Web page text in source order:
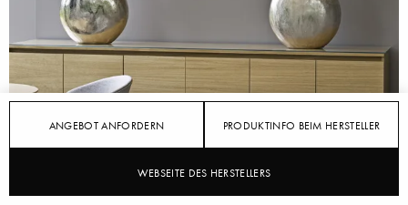
ANGEBOT ANFORDERN PRODUKTINFO BEIM HERSTELLER
WEBSEITE DES HERSTELLERS